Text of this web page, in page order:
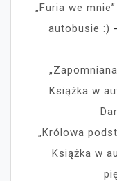
„Furia we
autobusie :) -
Książka w
„Królowa
Książka w